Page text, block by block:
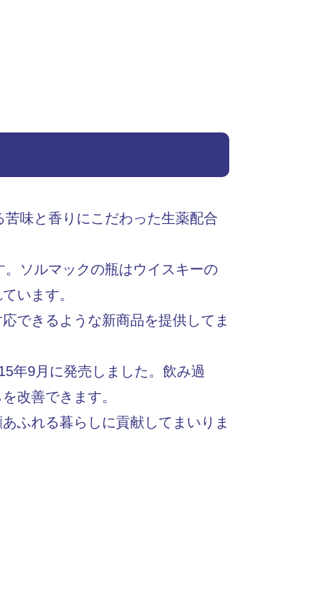
味と香りにこだわった生薬配合
ソルマックの瓶はウイスキーの
います。
できるような新商品を提供してま
年9月に発売しました。飲み過
改善できます。
ふれる暮らしに貢献してまいりま